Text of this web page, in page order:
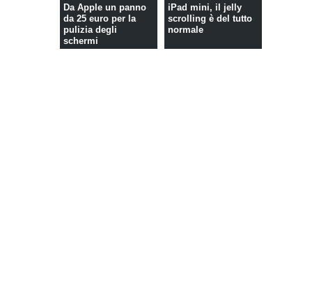
Da Apple un panno
da 25 euro per la
pulizia degli
schermi
iPad mini, il jelly
scrolling è del tutto
normale